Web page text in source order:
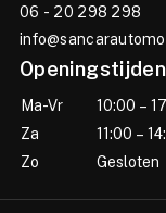
06 - 20 298 298
Openingstijden
Ma-Vr
10:00 –
Za
11:00 –
Zo
Gesloten